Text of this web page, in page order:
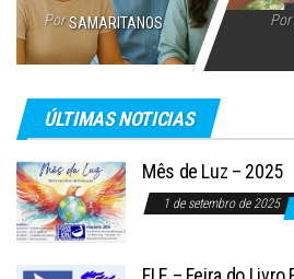
Por SAMARITANOS Por
ÚLTIMAS NOTICIAS
Mês de Luz – 2025
1 de setembro de 2025